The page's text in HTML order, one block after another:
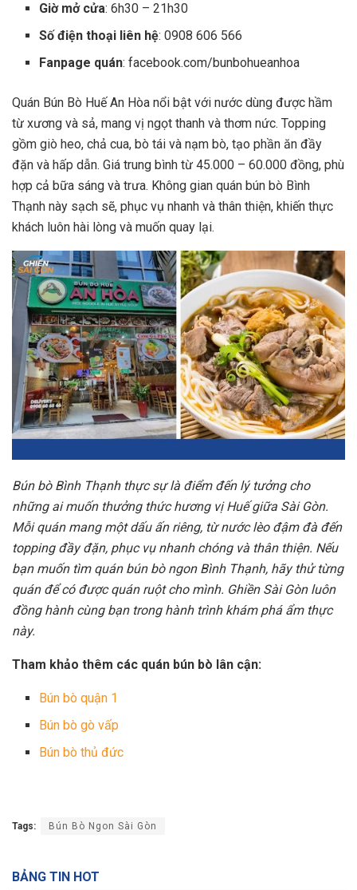
Giờ mở cửa: 6h30 – 21h30
Số điện thoại liên hệ: 0908 606 566
Fanpage quán: facebook.com/bunbohueanhoa
Quán Bún Bò Huế An Hòa nổi bật với nước dùng được hầm
từ xương và sả, mang vị ngọt thanh và thơm nức. Topping
gồm giò heo, chả cua, bò tái và nạm bò, tạo phần ăn đầy
đặn và hấp dẫn. Giá trung bình từ 45.000 – 60.000 đồng, phù
hợp cả bữa sáng và trưa. Không gian quán bún bò Bình
Thạnh này sạch sẽ, phục vụ nhanh và thân thiện, khiến thực
khách luôn hài lòng và muốn quay lại.
Bún bò Bình Thạnh thực sự là điểm đến lý tưởng cho
những ai muốn thưởng thức hương vị Huế giữa Sài Gòn.
Mỗi quán mang một dấu ấn riêng, từ nước lèo đậm đà đến
topping đầy đặn, phục vụ nhanh chóng và thân thiện. Nếu
bạn muốn tìm quán bún bò ngon Bình Thạnh, hãy thử từng
quán để có được quán ruột cho mình. Ghiền Sài Gòn luôn
đồng hành cùng bạn trong hành trình khám phá ẩm thực
này.
Tham khảo thêm các quán bún bò lân cận:
Bún bò quận 1
Bún bò gò vấp
Bún bò thủ đức
Tags: Bún Bò Ngon Sài Gòn
BẢNG TIN HOT